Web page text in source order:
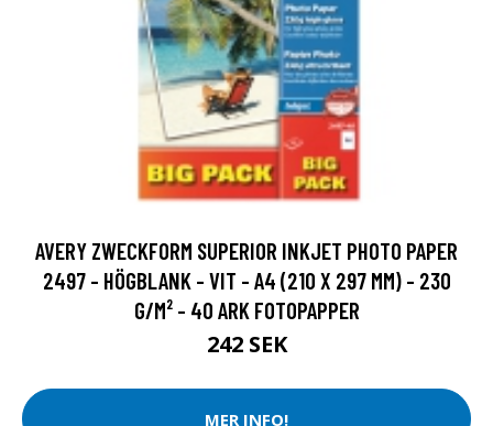
AVERY ZWECKFORM SUPERIOR INKJET PHOTO PAPER
2497 - HÖGBLANK - VIT - A4 (210 X 297 MM) - 230
G/M² - 40 ARK FOTOPAPPER
242 SEK
MER INFO!